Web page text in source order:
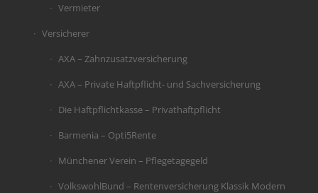
Vermieter
Versicherer
AXA – Zahnzusatzversicherung
AXA – Private Haftpflicht- und Sachversicherung
Die Haftpflichtkasse – Privathaftpflicht
Barmenia – Opti5Rente
Münchener Verein – Pflegetagegeld
VolkswohlBund – Rentenversicherung Klassik Modern